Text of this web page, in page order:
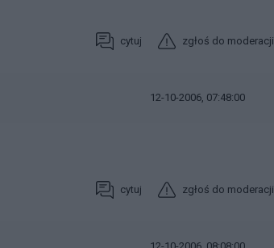
cytuj zgłoś do moderacji
12-10-2006, 07:48:00
cytuj zgłoś do moderacji